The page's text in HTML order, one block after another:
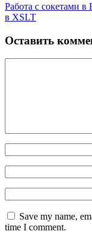
Работа с сокетами
в XSLT
Оставить
Save my name,
time I comment.